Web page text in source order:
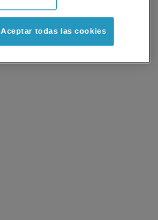
Aceptar todas las cookies